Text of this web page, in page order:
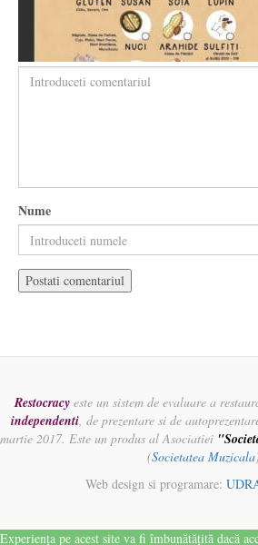
Nume
Restocracy este un sistem de evaluare a
independenti, de prezentare si de
martie 2017. Este un produs al Asociatiei
(Societatea Muzicala)
Web design si programare:
Experiența pe acest site va fi îmbunătățită dacă